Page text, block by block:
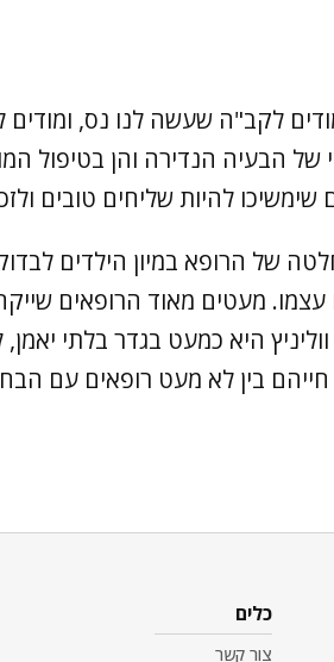
לקב"ה שעשה לנו נס, ומודים
של הבעיה הנדירה והן בטיפול
להיות שליחים טובים
של הרופא במיון הילדים
עצמו. מעטים מאוד הרופאים
היא כמעט בגדר בלתי יאמן,
חייהם בין לא מעט רופאים עם
כלים
צור קשר